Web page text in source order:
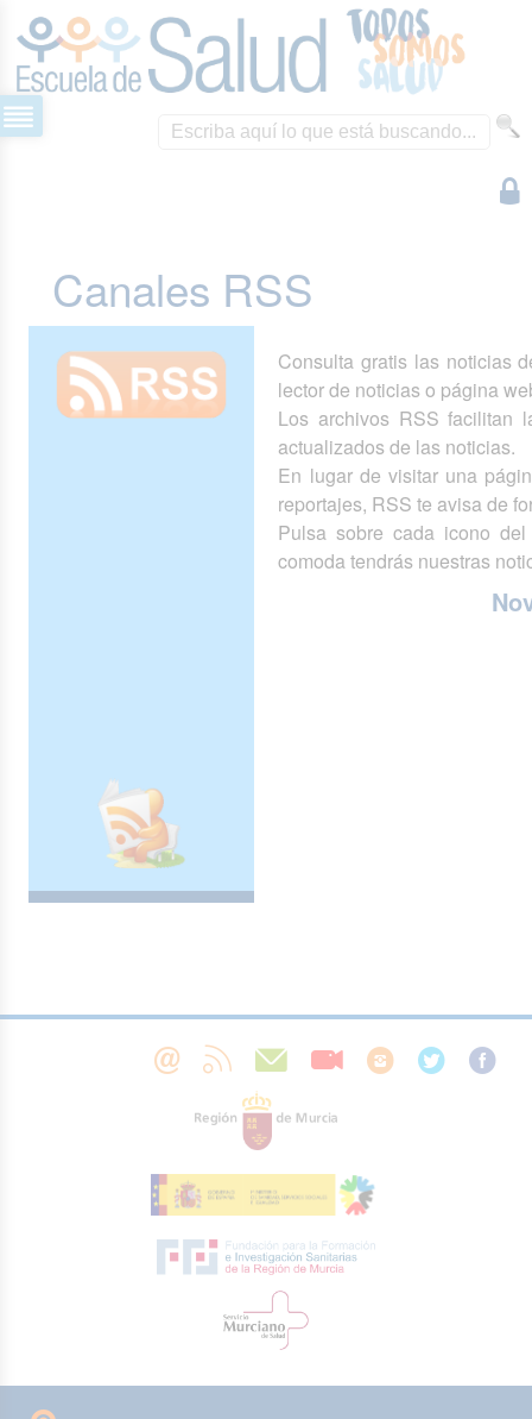
Canales RSS
Consulta gratis las noticias
lector de noticias o página
Los archivos RSS facilitan
actualizados de las noticias.
En lugar de visitar una
reportajes, RSS te avisa de
Pulsa sobre cada icono
comoda tendrás nuestras